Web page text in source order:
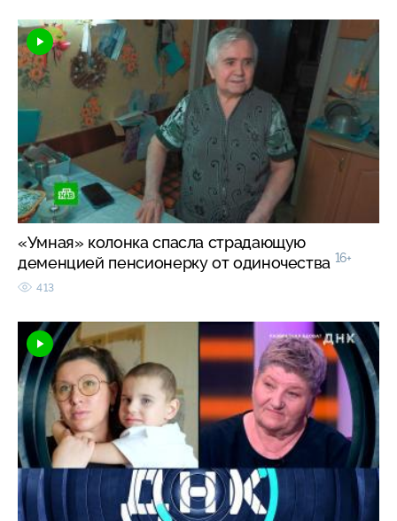
«Умная» колонка спасла страдающую
деменцией пенсионерку от одиночества 16+
413